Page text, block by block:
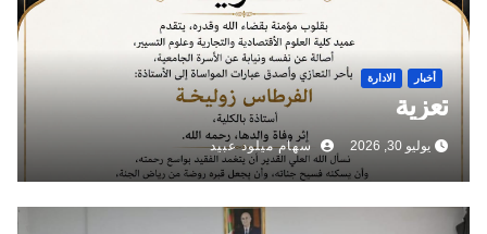
أخبار الادارة
تعزية
يوليو 30, 2026 سهام ميلود عبيد